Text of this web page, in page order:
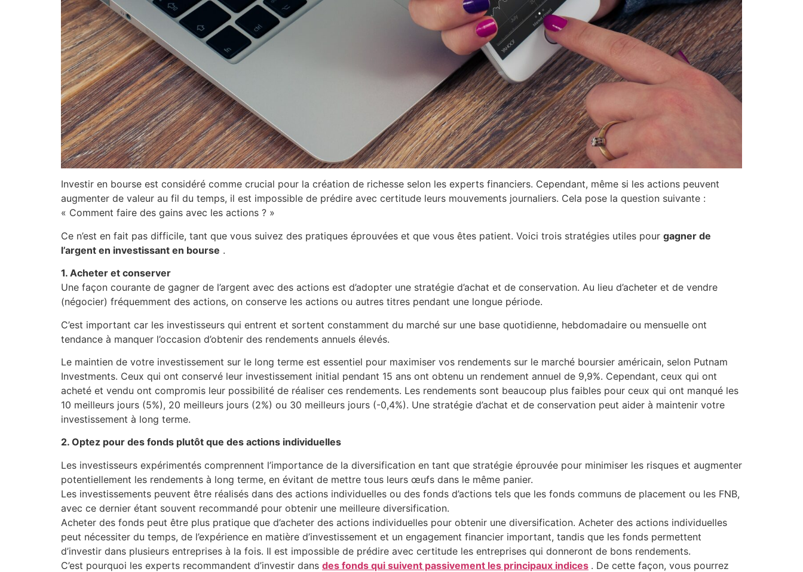
Investir en bourse est considéré comme crucial pour la création de richesse selon les experts financiers. Cependant, même si les actions peuvent
augmenter de valeur au fil du temps, il est impossible de prédire avec certitude leurs mouvements journaliers. Cela pose la question suivante :
« Comment faire des gains avec les actions ? »
Ce n’est en fait pas difficile, tant que vous suivez des pratiques éprouvées et que vous êtes patient. Voici trois stratégies utiles pour gagner de
l’argent en investissant en bourse .
1. Acheter et conserver
Une façon courante de gagner de l’argent avec des actions est d’adopter une stratégie d’achat et de conservation. Au lieu d’acheter et de vendre
(négocier) fréquemment des actions, on conserve les actions ou autres titres pendant une longue période.
C’est important car les investisseurs qui entrent et sortent constamment du marché sur une base quotidienne, hebdomadaire ou mensuelle ont
tendance à manquer l’occasion d’obtenir des rendements annuels élevés.
Le maintien de votre investissement sur le long terme est essentiel pour maximiser vos rendements sur le marché boursier américain, selon Putnam
Investments. Ceux qui ont conservé leur investissement initial pendant 15 ans ont obtenu un rendement annuel de 9,9%. Cependant, ceux qui ont
acheté et vendu ont compromis leur possibilité de réaliser ces rendements. Les rendements sont beaucoup plus faibles pour ceux qui ont manqué les
10 meilleurs jours (5%), 20 meilleurs jours (2%) ou 30 meilleurs jours (-0,4%). Une stratégie d’achat et de conservation peut aider à maintenir votre
investissement à long terme.
2. Optez pour des fonds plutôt que des actions individuelles
Les investisseurs expérimentés comprennent l’importance de la diversification en tant que stratégie éprouvée pour minimiser les risques et augmenter
potentiellement les rendements à long terme, en évitant de mettre tous leurs œufs dans le même panier.
Les investissements peuvent être réalisés dans des actions individuelles ou des fonds d’actions tels que les fonds communs de placement ou les FNB,
avec ce dernier étant souvent recommandé pour obtenir une meilleure diversification.
Acheter des fonds peut être plus pratique que d’acheter des actions individuelles pour obtenir une diversification. Acheter des actions individuelles
peut nécessiter du temps, de l’expérience en matière d’investissement et un engagement financier important, tandis que les fonds permettent
d’investir dans plusieurs entreprises à la fois. Il est impossible de prédire avec certitude les entreprises qui donneront de bons rendements.
C’est pourquoi les experts recommandent d’investir dans des fonds qui suivent passivement les principaux indices . De cette façon, vous pourrez